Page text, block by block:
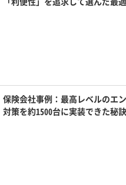
保険会社事例：最高レベルのエ
対策を約1500台に実装できた秘訣